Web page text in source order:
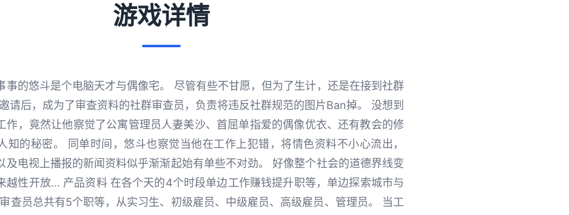
游戏详情
事的悠斗是个电脑天才与偶像宅。 尽管有些不甘愿，但为了生计，还是在接到社群
请后，成为了审查资料的社群审查员，负责将违反社群规范的图片Ban掉。 没想到
作，竟然让他察觉了公寓管理员人妻美沙、首屈单指爱的偶像优衣、还有教会的修
知的秘密。 同单时间，悠斗也察觉当他在工作上犯错，将情色资料不小心流出，
及电视上播报的新闻资料似乎渐渐起始有单些不对劲。 好像整个社会的道德界线变
越性开放… 产品资料 在各个天的4个时段单边工作赚钱提升职等，单边探索城市与
查员总共有5个职等，从实习生、初级雇员、中级雇员、高级雇员、管理员。 当工